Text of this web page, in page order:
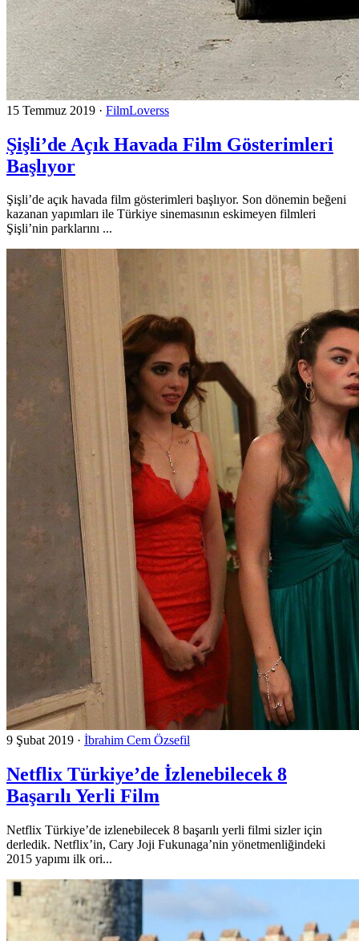
15 Temmuz 2019 · FilmLoverss
Şişli’de Açık Havada Film Gösterimleri
Başlıyor
Şişli’de açık havada film gösterimleri başlıyor. Son dönemin beğeni
kazanan yapımları ile Türkiye sinemasının eskimeyen filmleri
Şişli’nin parklarını ...
9 Şubat 2019 · İbrahim Cem Özsefil
Netflix Türkiye’de İzlenebilecek 8
Başarılı Yerli Film
Netflix Türkiye’de izlenebilecek 8 başarılı yerli filmi sizler için
derledik. Netflix’in, Cary Joji Fukunaga’nin yönetmenliğindeki
2015 yapımı ilk ori...